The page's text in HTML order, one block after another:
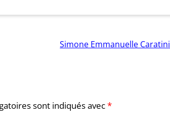
Simone Emmanuelle Caratini
sont indiqués avec*